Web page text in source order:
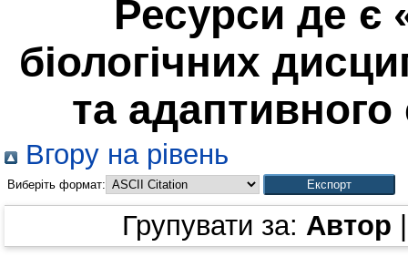
Ресурси де є
біологічних
та адаптивного
Вгору на рівень
Виберіть формат:
Групувати за: Автор